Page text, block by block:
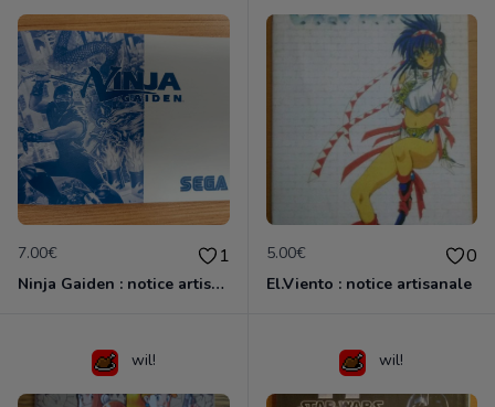
7.00€ 1
Ninja Gaiden : notice artisanale
5.00€ 0
El.Viento : notice artisanale
wil! wil!